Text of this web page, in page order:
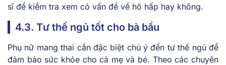
sĩ để kiểm tra xem có vấn đề về hô hấp hay không.
4.3. Tư thế ngủ tốt cho bà bầu
Phụ nữ mang thai cần đặc biệt chú ý đến tư thế ngủ để
đảm bảo sức khỏe cho cả mẹ và bé. Theo các chuyên